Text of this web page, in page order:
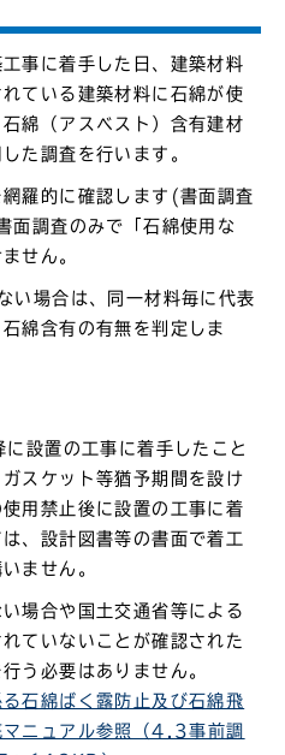
事に着手した日、建築材料
ている建築材料に石綿が使
綿（アスベスト）含有建材
た調査を行います。
羅的に確認します(書面調査
面調査のみで「石綿使用な
せん。
い場合は、同一材料毎に代表
綿含有の有無を判定しま
設置の工事に着手したこと
スケット等猶予期間を設け
用禁止後に設置の工事に着
、設計図書等の書面で着工
ません。
場合や国土交通省等による
ていないことが確認された
う必要はありません。
石綿ばく露防止及び石綿飛
マニュアル参照（4.3事前調